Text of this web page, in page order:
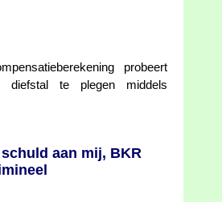
probeert
diefstal te plegen middels
aan mij, BKR